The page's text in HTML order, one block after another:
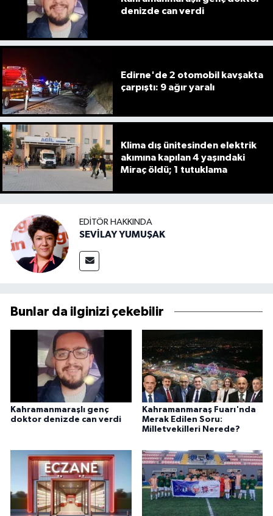
denizde can verdi
Edirne'de 2 otomobil kavşakta
çarpıştı: 9 ağır yaralı
Klima dış ünitesinden elektrik
akımına kapılan 4 yaşındaki
Miraç öldü; 1 tutuklama
EDITÖR HAKKINDA
SEVİLAY YUMUŞAK
Bunlar da ilginizi çekebilir
Kahramanmaraşlı genç
doktor denizde can verdi
Kahramanmaraş Fuarı'nda
Merak Edilen Soru:
Milletvekilleri Nerede?